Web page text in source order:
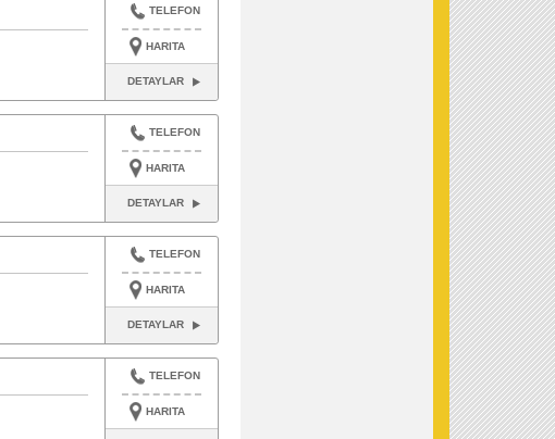
TELEFON
HARITA
DETAYLAR
TELEFON
HARITA
DETAYLAR
TELEFON
HARITA
DETAYLAR
TELEFON
HARITA